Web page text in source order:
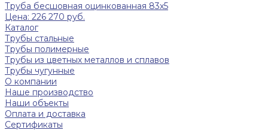
Труба бесшовная оцинкованная 83х5
Цена: 226 270 руб.
Каталог
Трубы стальные
Трубы полимерные
Трубы из цветных металлов и сплавов
Трубы чугунные
О компании
Наше производство
Наши объекты
Оплата и доставка
Сертификаты